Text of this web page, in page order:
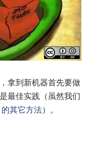
拿到新机器首先要做
最佳实践（虽然我们
其它方法）。